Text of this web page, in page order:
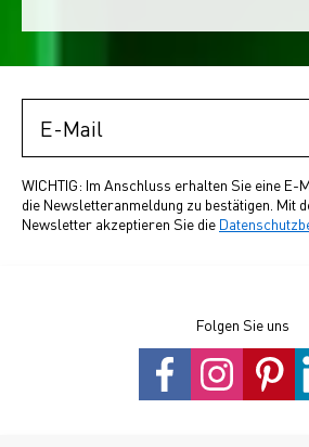
WICHTIG: Im Anschluss erhalten Sie eine E-
die Newsletteranmeldung zu bestätigen. Mit
Newsletter akzeptieren Sie die
Folgen Sie uns